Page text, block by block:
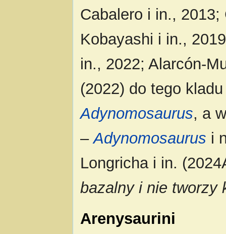
Cabalero i in.,
Kobayashi i in.,
in., 2022; Alarcón-
(2022) do tego
Adynomosaurus, a
–Adynomosaurus i
Longricha i in.
bazalny i nie tworzy
Arenysaurini